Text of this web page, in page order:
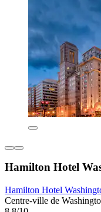
Hamilton Hotel
Hamilton Hotel
Centre-ville de